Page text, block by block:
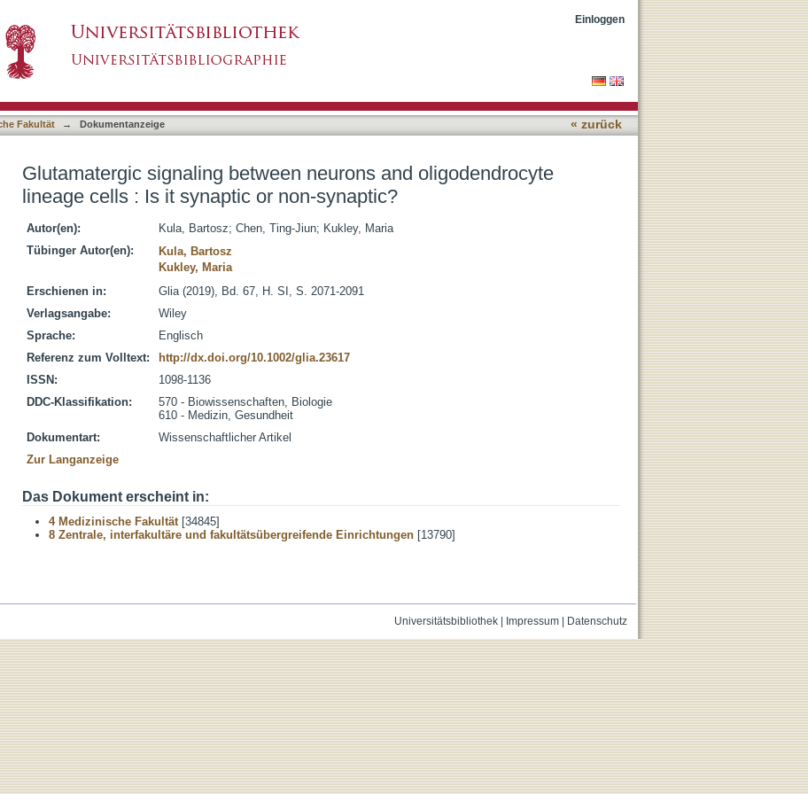
neurons and oligodendrocyte lineage cells : Is it synaptic or non-
Einloggen
Fakultät → Dokumentanzeige « zurück
Glutamatergic signaling between neurons and oligodendrocyte
lineage cells : Is it synaptic or non-synaptic?
Autor(en): Kula, Bartosz; Chen, Ting-Jiun; Kukley, Maria
Tübinger Autor(en):
Kula, Bartosz
Kukley, Maria
Erschienen in:
Glia (2019), Bd. 67, H. SI, S. 2071-2091
Verlagsangabe:
Wiley
Sprache:
Englisch
Referenz zum Volltext:
http://dx.doi.org/10.1002/glia.23617
ISSN:
1098-1136
DDC-Klassifikation:
570 - Biowissenschaften, Biologie
610 - Medizin, Gesundheit
Dokumentart:
Wissenschaftlicher Artikel
Zur Langanzeige
Das Dokument erscheint in:
4 Medizinische Fakultät[34845]
8 Zentrale, interfakultäre und fakultätsübergreifende Einrichtungen [13790]
Universitätsbibliothek| Impressum| Datenschutz